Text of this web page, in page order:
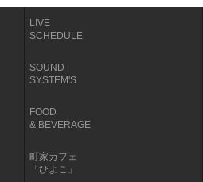
LIVE
SCHEDULE
SOUND
SYSTEM'S
FOOD
& BEVERAGE
町家カフェ
「ひよこ」